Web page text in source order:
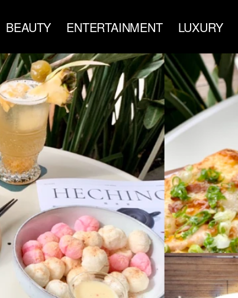
BEAUTY ENTERTAINMENT LUXURY